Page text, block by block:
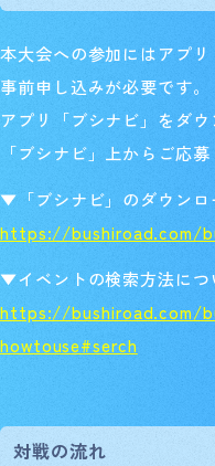
本大会への参加にはアプ
事前申し込みが必要です。
アプリ「ブシナビ」をダウ
「ブシナビ」上からご応募
▼「ブシナビ」のダウンロ
https://bushiroad.com/
▼イベントの検索方法につ
https://bushiroad.com/
howtouse#serch
対戦の流れ